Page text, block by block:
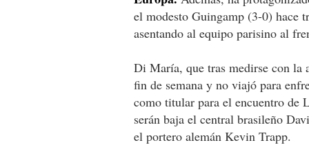
el modesto Guingamp (3-0) hace
asentando al equipo parisino al
Di María, que tras medirse con la
fin de semana y no viajó para
como titular para el encuentro de
serán baja el central brasileño
el portero alemán Kevin Trapp.